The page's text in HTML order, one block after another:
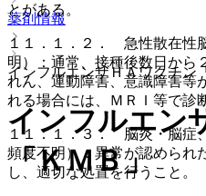
とがある。
１１．１．２． 急性散在性
明）：通常、接種後数日から
れん、運動障害、意識障害等
れる場合には、ＭＲＩ等で診
１１．１．３． 脳炎・脳症
頻度不明）：異常が認められ
し、適切な処置を行うこと。
薬剤情報
インフルエンザＨＡワクチン
インフルエン
「ＫＭＢ」